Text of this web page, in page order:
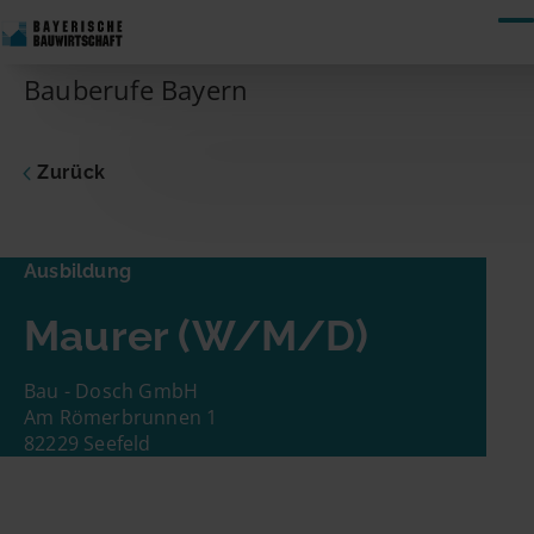
Skip to content
Bauberufe Bayern
Zurück
Ausbildung
Maurer (W/M/D)
Bau - Dosch GmbH
Am Römerbrunnen 1
82229 Seefeld
Maurer
Dich interessiert die vorgeschlagene Stelle?
Dann nimm gleich hier Kontakt zum
Namen und Deine E-Mail-Adresse eingeben.
Schon geht es los!
Name